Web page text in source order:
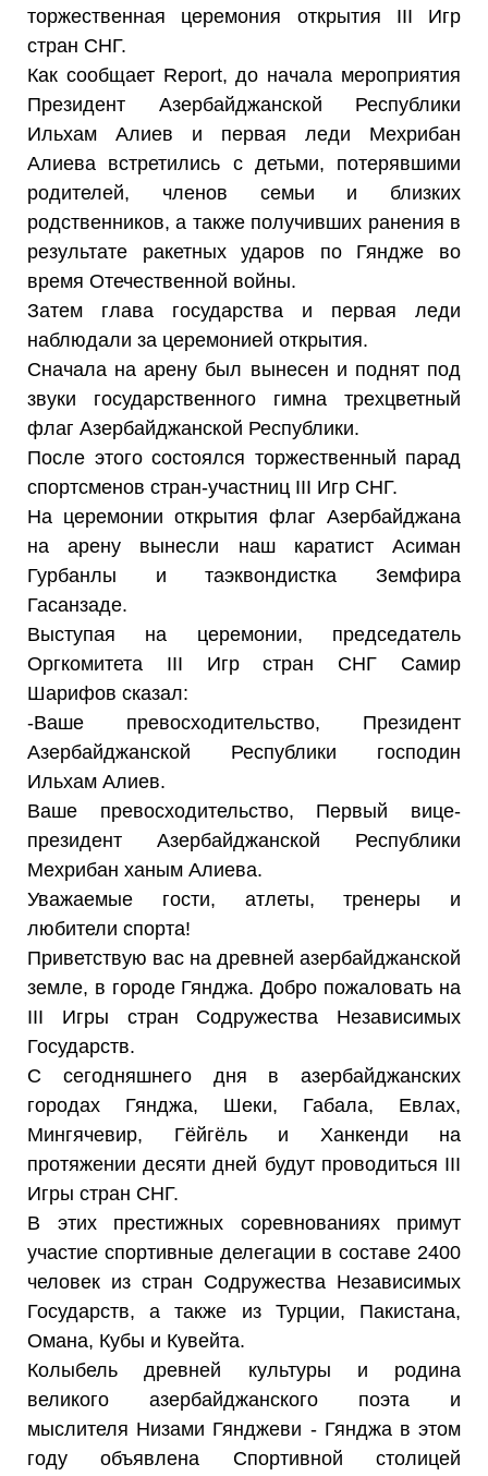
торжественная церемония открытия III Игр
стран СНГ.
Как сообщает Report, до начала мероприятия
Президент Азербайджанской Республики
Ильхам Алиев и первая леди Мехрибан
Алиева встретились с детьми, потерявшими
родителей, членов семьи и близких
родственников, а также получивших ранения в
результате ракетных ударов по Гяндже во
время Отечественной войны.
Затем глава государства и первая леди
наблюдали за церемонией открытия.
Сначала на арену был вынесен и поднят под
звуки государственного гимна трехцветный
флаг Азербайджанской Республики.
После этого состоялся торжественный парад
спортсменов стран-участниц III Игр СНГ.
На церемонии открытия флаг Азербайджана
на арену вынесли наш каратист Асиман
Гурбанлы и таэквондистка Земфира
Гасанзаде.
Выступая на церемонии, председатель
Оргкомитета III Игр стран СНГ Самир
Шарифов сказал:
-Ваше превосходительство, Президент
Азербайджанской Республики господин
Ильхам Алиев.
Ваше превосходительство, Первый вице-
президент Азербайджанской Республики
Мехрибан ханым Алиева.
Уважаемые гости, атлеты, тренеры и
любители спорта!
Приветствую вас на древней азербайджанской
земле, в городе Гянджа. Добро пожаловать на
III Игры стран Содружества Независимых
Государств.
С сегодняшнего дня в азербайджанских
городах Гянджа, Шеки, Габала, Евлах,
Мингячевир, Гёйгёль и Ханкенди на
протяжении десяти дней будут проводиться III
Игры стран СНГ.
В этих престижных соревнованиях примут
участие спортивные делегации в составе 2400
человек из стран Содружества Независимых
Государств, а также из Турции, Пакистана,
Омана, Кубы и Кувейта.
Колыбель древней культуры и родина
великого азербайджанского поэта и
мыслителя Низами Гянджеви - Гянджа в этом
году объявлена Спортивной столицей